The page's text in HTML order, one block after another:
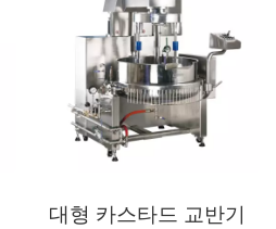
대형 카스타드 교반기